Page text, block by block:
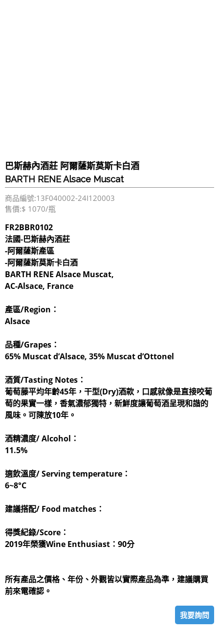
巴斯赫內酒莊 阿爾薩斯莫斯卡白酒
BARTH RENE Alsace Muscat
商品編號:13F040002-24I120003
售價:$ 1070/瓶
FR2BBR0102
法國-巴斯赫內酒莊
-阿爾薩斯產區
-阿爾薩斯莫斯卡白酒
BARTH RENE Alsace Muscat,
AC-Alsace, France
產區/Region：
Alsace
品種/Grapes：
65% Muscat d’Alsace, 35% Muscat d’Ottonel
酒質/Tasting Notes：
葡萄藤平均年齡45年，干型(Dry)酒款，口感就像是直接咬葡
萄的果實一樣，香氣濃郁獨特，新鮮度讓葡萄酒呈現和諧的
風味。可陳放10年。
酒精濃度/ Alcohol：
11.5%
適飲溫度/ Serving temperature：
6~8°C
建議搭配/ Food matches：
得獎紀錄/Score：
2019年榮獲Wine Enthusiast：90分
所有產品之價格、年份、外觀皆以實際產品為準，建議購買
前來電確認。
我要詢問